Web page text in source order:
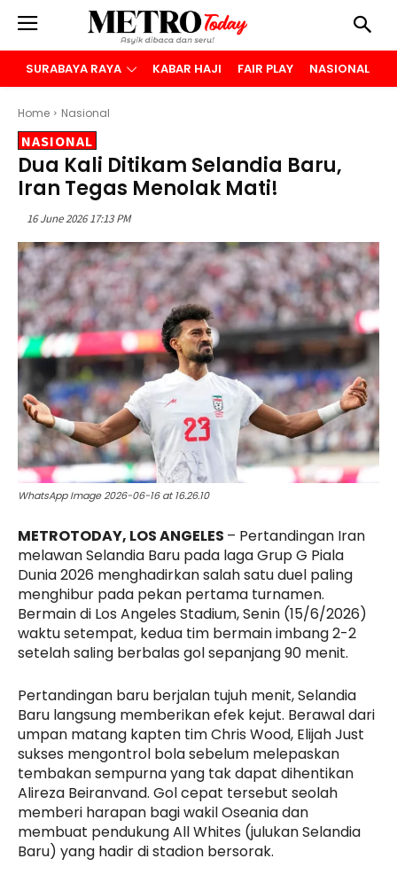
SURABAYA RAYA KABAR HAJI FAIR PLAY NASIONAL
Home Nasional
NASIONAL
Dua Kali Ditikam Selandia Baru,
Iran Tegas Menolak Mati!
16 June 2026 17:13 PM
WhatsApp Image 2026-06-16 at 16.26.10
METROTODAY, LOS ANGELES – Pertandingan Iran
melawan Selandia Baru pada laga Grup G Piala
Dunia 2026 menghadirkan salah satu duel paling
menghibur pada pekan pertama turnamen.
Bermain di Los Angeles Stadium, Senin (15/6/2026)
waktu setempat, kedua tim bermain imbang 2-2
setelah saling berbalas gol sepanjang 90 menit.
Pertandingan baru berjalan tujuh menit, Selandia
Baru langsung memberikan efek kejut. Berawal dari
umpan matang kapten tim Chris Wood, Elijah Just
sukses mengontrol bola sebelum melepaskan
tembakan sempurna yang tak dapat dihentikan
Alireza Beiranvand. Gol cepat tersebut seolah
memberi harapan bagi wakil Oseania dan
membuat pendukung All Whites (julukan Selandia
Baru) yang hadir di stadion bersorak.